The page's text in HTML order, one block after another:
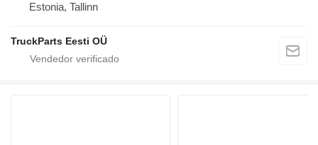
Estonia, Tallinn
TruckParts Eesti OÜ